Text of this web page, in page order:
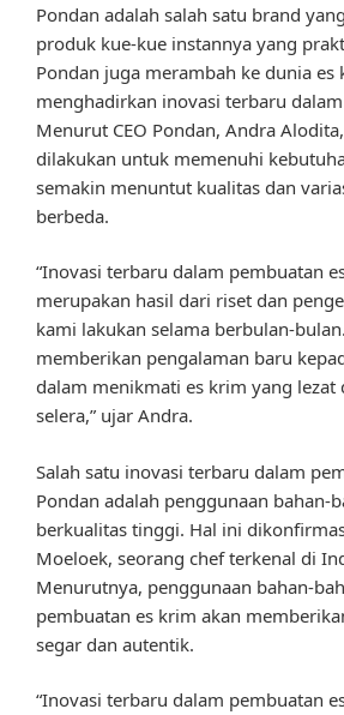
Pondan adalah salah satu brand
produk kue-kue instannya yang
Pondan juga merambah ke dunia es
menghadirkan inovasi terbaru
Menurut CEO Pondan, Andra
dilakukan untuk memenuhi
semakin menuntut kualitas dan
berbeda.
“Inovasi terbaru dalam pembuatan
merupakan hasil dari riset dan
kami lakukan selama berbulan-
memberikan pengalaman baru
dalam menikmati es krim yang lezat
selera,” ujar Andra.
Salah satu inovasi terbaru dalam
Pondan adalah penggunaan bahan-
berkualitas tinggi. Hal ini
Moeloek, seorang chef terkenal di
Menurutnya, penggunaan bahan-
pembuatan es krim akan
segar dan autentik.
“Inovasi terbaru dalam pembuatan